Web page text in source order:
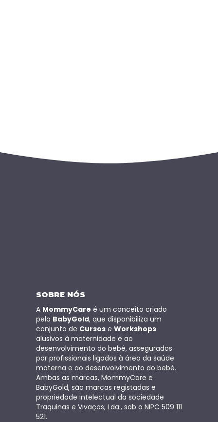
SOBRE NÓS
A MommyCare é um conceito criado
pela BabyGold, que disponibiliza um
conjunto de Cursos e Workshops
alusivos à maternidade e ao
desenvolvimento do bebé, assegurados
por profissionais ligados à área da saúde
materna e ao desenvolvimento do bebé.
Ambas as marcas, MommyCare e
BabyGold, são marcas registadas e
propriedade intelectual da sociedade
Traquinas e Vivaços, Lda., sob o NIPC 509 111
521.